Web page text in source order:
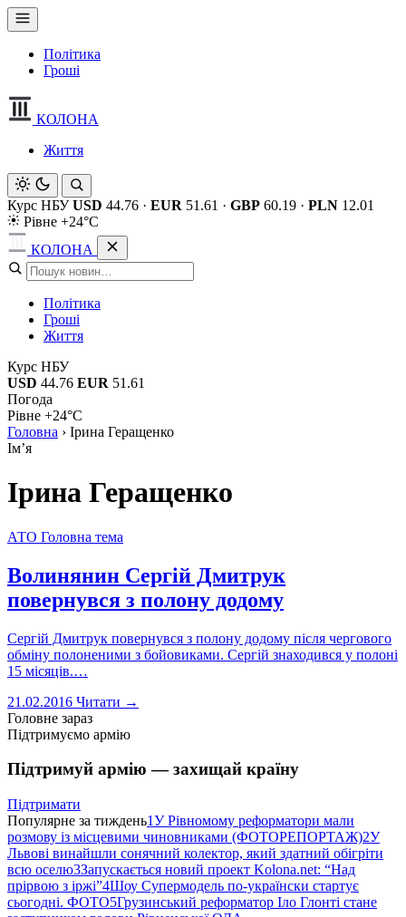
Політика
Гроші
КОЛОНА
Життя
Курс НБУ USD 44.76 · EUR 51.61 · GBP 60.19 · PLN 12.01
Рівне +24°C
КОЛОНА
Політика
Гроші
Життя
Курс НБУ
USD 44.76 EUR 51.61
Погода
Рівне +24°C
Головна › Ірина Геращенко
Імʼя
Ірина Геращенко
АТО Головна тема
Волинянин Сергій Дмитрук
повернувся з полону додому
Сергій Дмитрук повернувся з полону додому після чергового
обміну полоненими з бойовиками. Сергій знаходився у полоні
15 місяців.…
21.02.2016 Читати →
Головне зараз
Підтримуємо армію
Підтримуй армію — захищай країну
Підтримати
Популярне за тиждень1У Рівномому реформатори мали
розмову із місцевими чиновниками (ФОТОРЕПОРТАЖ)2У
Львові винайшли сонячний колектор, який здатний обігріти
всю оселю3Запускається новий проект Kolona.net: “Над
прірвою з іржі”4Шоу Супермодель по-українски стартує
сьогодні. ФОТО5Грузинський реформатор Іло Глонті стане